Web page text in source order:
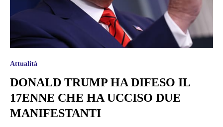
Attualità
DONALD TRUMP HA DIFESO IL
17ENNE CHE HA UCCISO DUE
MANIFESTANTI